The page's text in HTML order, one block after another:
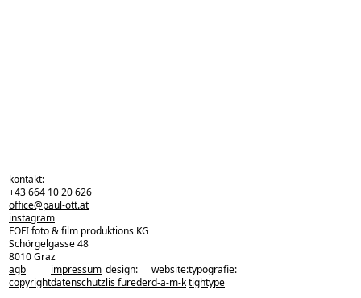
zurück zu den projekten
kontakt:
+43 664 10 20 626
office@paul-ott.at
instagram
FOFI foto & film produktions KG
Schörgelgasse 48
8010 Graz
agb
copyright
impressum
datenschutz
design:
lis füreder
website:
d-a-m-k
typografie:
tightype